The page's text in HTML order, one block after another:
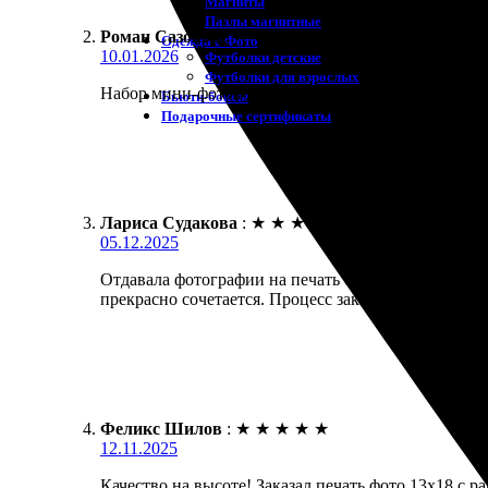
Пазлы магнитные
Одежда с Фото
Футболки детские
Футболки для взрослых
Бьюти-боксы
Подарочные сертификаты
Роман Сазонов :
10.01.2026
Набор мини-фоток для брелоков. Сделали ровные
Лариса Судакова : ★ ★ ★
05.12.2025
Отдавала фотографии на печать с рамкой.
прекрасно сочетается. Процесс заказа простой и
Феликс Шилов : ★ ★ ★ ★ ★
12.11.2025